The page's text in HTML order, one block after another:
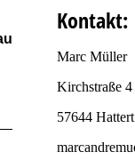
Kontakt:
Marc Müller
Kirchstraße 4
57644 Hattert